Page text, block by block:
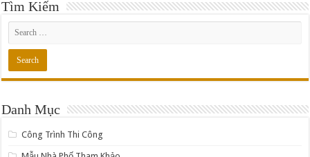
Tìm Kiếm
Danh Mục
Công Trình Thi Công